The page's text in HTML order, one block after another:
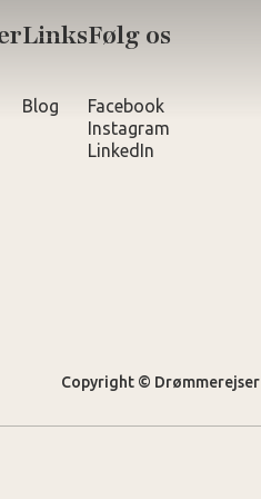
Links
Blog
Følg os
Facebook
Instagram
LinkedIn
Copyright © Drømmerejser